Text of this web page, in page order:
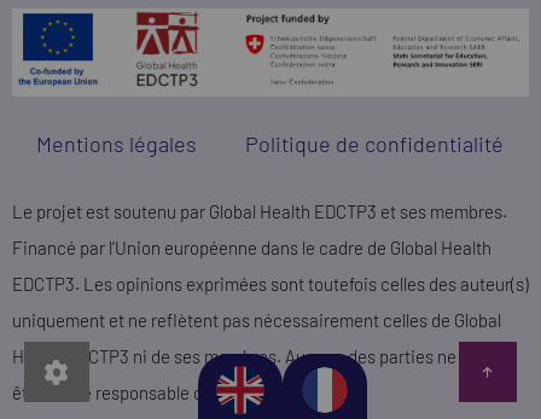
Mentions légales Politique de confidentialité
Le projet est soutenu par Global Health EDCTP3 et ses membres.
Financé par l’Union européenne dans le cadre de Global Health
EDCTP3. Les opinions exprimées sont toutefois celles des auteur(s)
uniquement et ne reflètent pas nécessairement celles de Global
Health EDCTP3 ni de ses membres. Aucune des parties ne peut
être tenue responsable de ces opinions.